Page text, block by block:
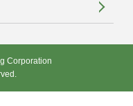
Corporation